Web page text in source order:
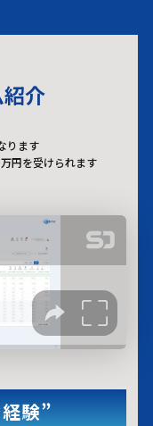
介
ります
円を受けられます
験”